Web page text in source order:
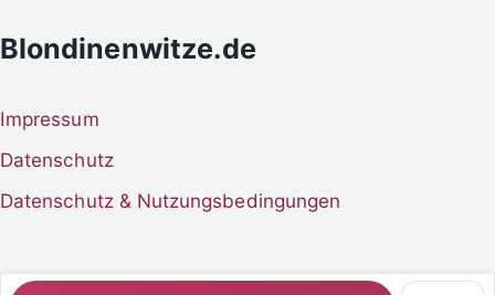
Blondinenwitze.de
Impressum
Datenschutz
Datenschutz & Nutzungsbedingungen